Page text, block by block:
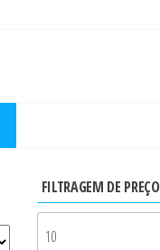
FILTRAGEM DE PREÇO